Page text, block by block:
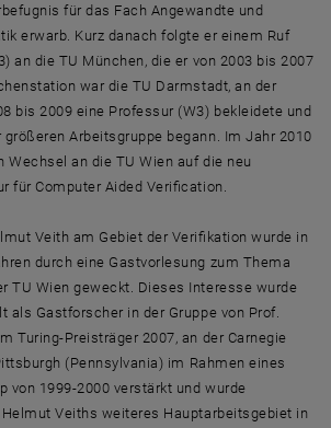
für das Fach Angewandte und
erwarb. Kurz danach folgte er einem Ruf
an die TU München, die er von 2003 bis 2007
war die TU Darmstadt, an der
bis 2009 eine Professur (W3) bekleidete und
Arbeitsgruppe begann. Im Jahr 2010
an die TU Wien auf die neu
für Computer Aided Verification.
Veith am Gebiet der Verifikation wurde in
durch eine Gastvorlesung zum Thema
TU Wien geweckt. Dieses Interesse wurde
als Gastforscher in der Gruppe von Prof.
Turing-Preisträger 2007, an der Carnegie
(Pennsylvania) im Rahmen eines
von 1999-2000 verstärkt und wurde
Veiths weiteres Hauptarbeitsgebiet in